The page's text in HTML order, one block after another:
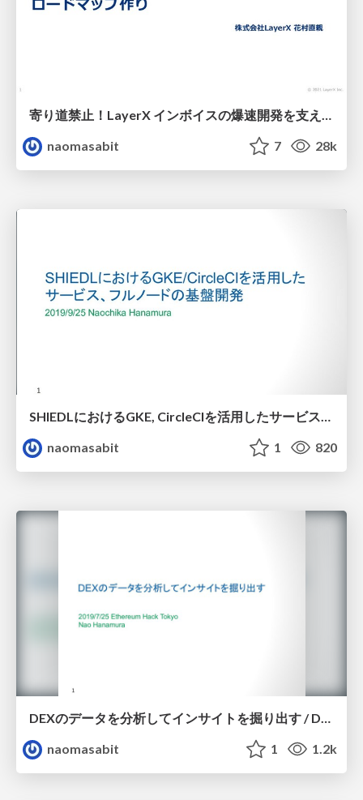
naomasabit
7 28k
SHIEDLにおけるGKE, CircleCIを活用したサービス、フルノードの基盤開発 / SHIEDL-blockchain-full-node-infrastructure
naomasabit
1 820
DEXのデータを分析してインサイトを掘り出す / DEX Analysis
naomasabit
1 1.2k